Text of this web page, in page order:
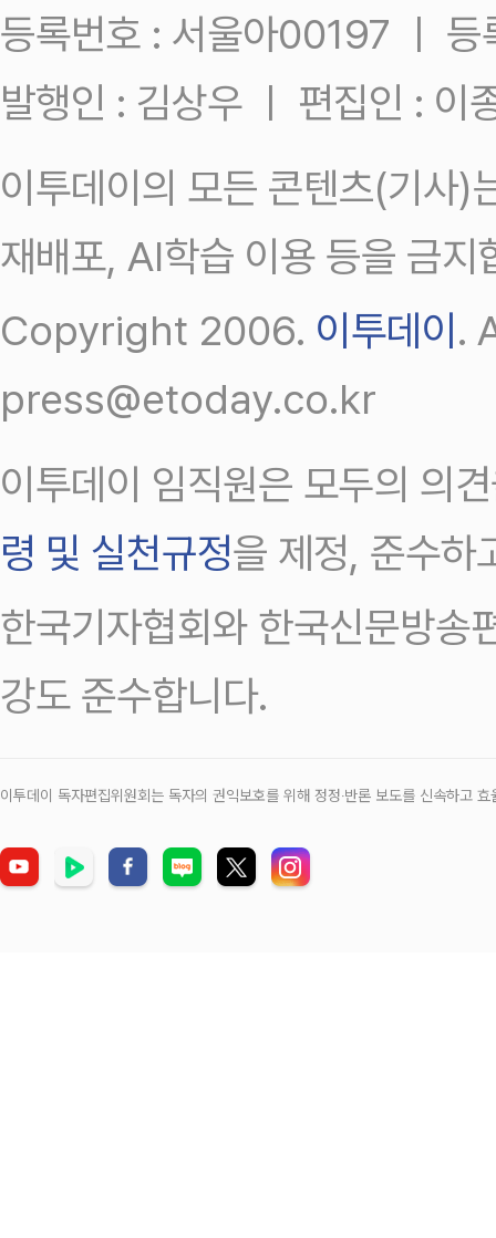
등록번호 : 서울아00197 ㅣ
발행인 : 김상우 ㅣ 편집인 : 이
이투데이의 모든 콘텐츠(기사)
재배포, AI학습 이용 등을 금지
Copyright 2006. 이투데이 .
press@etoday.co.kr
이투데이 임직원은 모두의 의
령 및 실천규정을 제정, 준수하
한국기자협회와 한국신문방송
강도 준수합니다.
이투데이 독자편집위원회는 독자의 권익보호를 위해 정정‧반론 보도를 신속하고